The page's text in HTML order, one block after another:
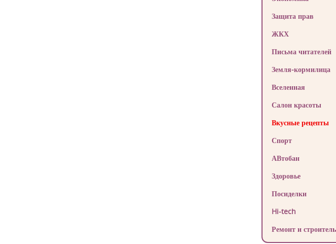
Защита прав
ЖКХ
Письма читателей
Земля-кормилица
Вселенная
Салон красоты
Вкусные рецепты
Спорт
АВтобан
Здоровье
Посиделки
Hi-tech
Ремонт и